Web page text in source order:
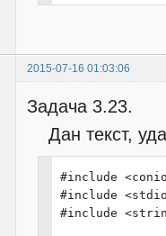
2015-07-16 01:03:06
Задача 3.23.
Дан текст,
#include
#include
#include